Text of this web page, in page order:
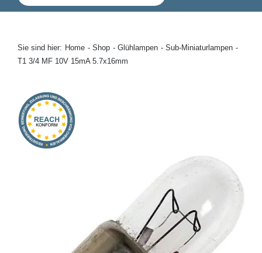
Glühlampen
Kontakt
Sie sind hier: Home Shop Glühlampen
Sub-Miniaturlampen
T1 3/4 MF 10V 15mA 5.7x16mm